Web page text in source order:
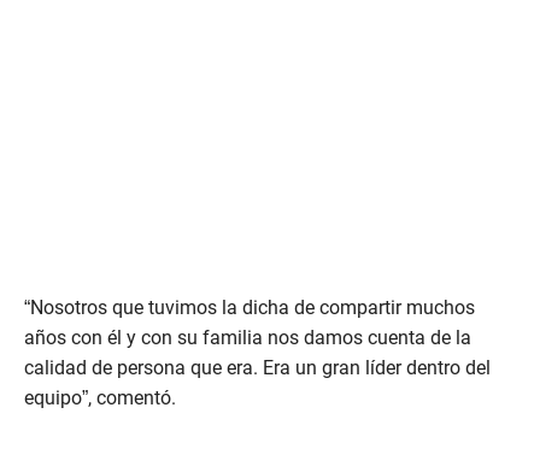
“Nosotros que tuvimos la dicha de compartir muchos
años con él y con su familia nos damos cuenta de la
calidad de persona que era. Era un gran líder dentro del
equipo”, comentó.